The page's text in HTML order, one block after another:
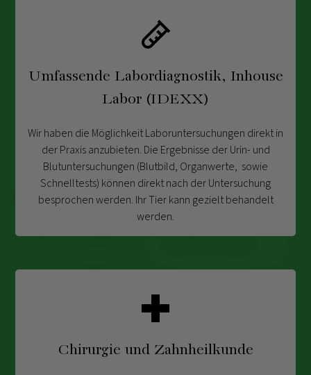
Umfassende Labordiagnostik, Inhouse
Labor (IDEXX)
Wir haben die Möglichkeit Laboruntersuchungen direkt in
der Praxis anzubieten. Die Ergebnisse der Urin- und
Blutuntersuchungen (Blutbild, Organwerte, sowie
Schnelltests) können direkt nach der Untersuchung
besprochen werden. Ihr Tier kann gezielt behandelt
werden.
Chirurgie und Zahnheilkunde